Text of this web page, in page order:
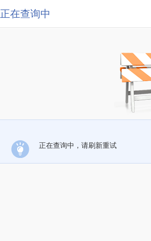
正在查询中
正在查询中，请刷新重试